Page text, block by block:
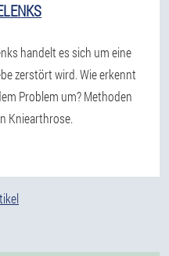
handelt es sich um eine
zerstört wird. Wie erkennt
Problem um? Methoden
Kniearthrose.